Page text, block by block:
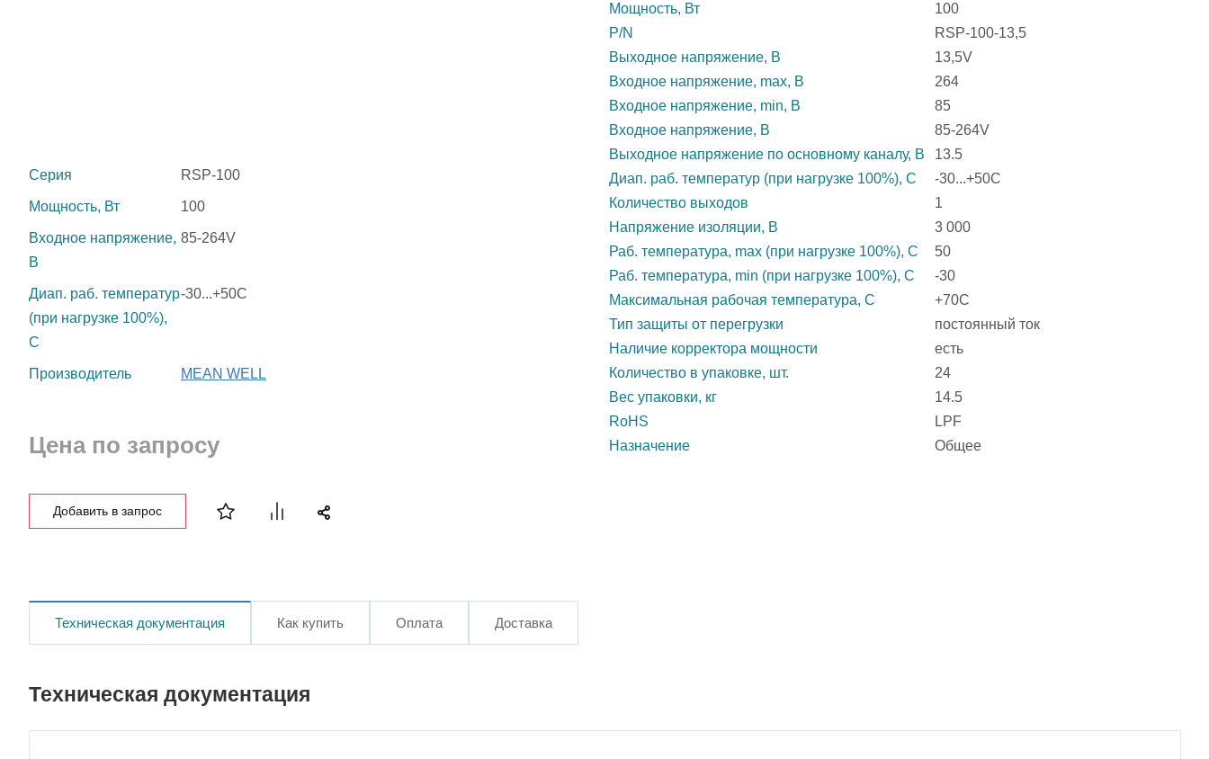
Серия RSP-100
Мощность, Вт 100
Входное напряжение,
В
85-264V
Диап. раб. температур
(при нагрузке 100%),
C
-30...+50C
Производитель MEAN WELL
Цена по запросу
Добавить в запрос
Мощность, Вт
100
P/N
RSP-100-13,5
Выходное напряжение, В
13,5V
Входное напряжение, max, В
264
Входное напряжение, min, В
85
Входное напряжение, В
85-264V
Выходное напряжение по основному каналу, В
13.5
Диап. раб. температур (при нагрузке 100%), C
-30...+50C
Количество выходов
1
Напряжение изоляции, В
3 000
Раб. температура, max (при нагрузке 100%), C
50
Раб. температура, min (при нагрузке 100%), C
-30
Максимальная рабочая температура, C
+70C
Тип защиты от перегрузки
постоянный ток
Наличие корректора мощности
есть
Количество в упаковке, шт.
24
Вес упаковки, кг
14.5
RoHS
LPF
Назначение
Общее
Техническая документация Как купить Оплата Доставка
Техническая документация